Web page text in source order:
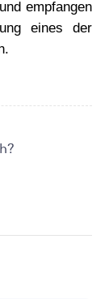
empfangen
eines der